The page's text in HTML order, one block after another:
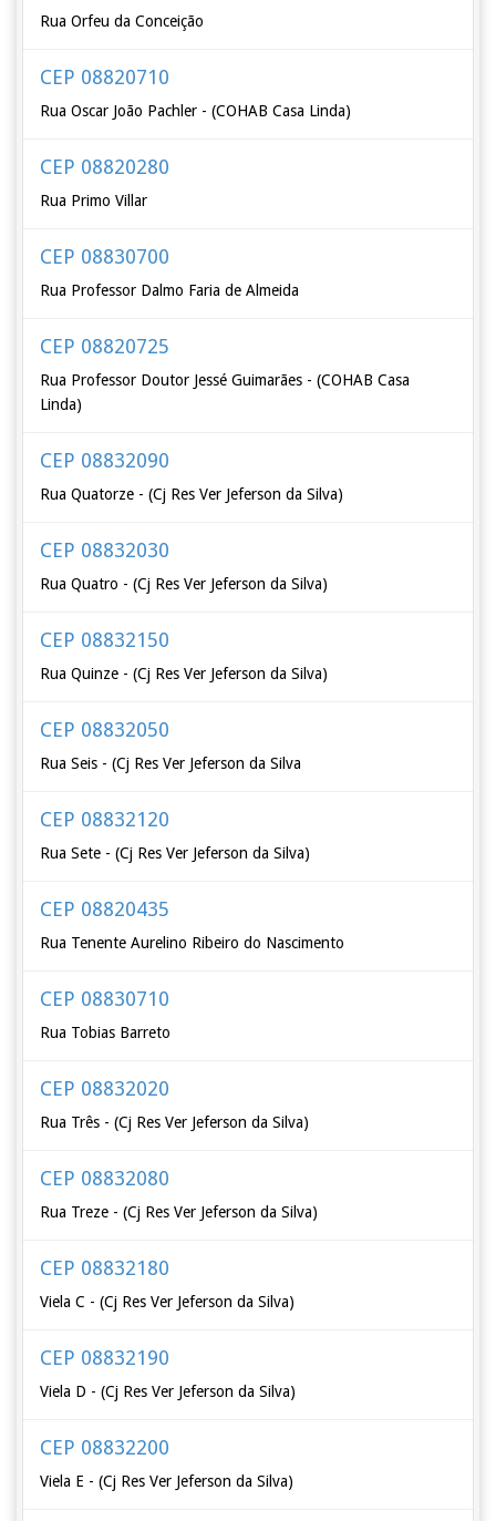
Rua Orfeu da Conceição
CEP 08820710
Rua Oscar João Pachler - (COHAB Casa Linda)
CEP 08820280
Rua Primo Villar
CEP 08830700
Rua Professor Dalmo Faria de Almeida
CEP 08820725
Rua Professor Doutor Jessé Guimarães - (COHAB Casa
Linda)
CEP 08832090
Rua Quatorze - (Cj Res Ver Jeferson da Silva)
CEP 08832030
Rua Quatro - (Cj Res Ver Jeferson da Silva)
CEP 08832150
Rua Quinze - (Cj Res Ver Jeferson da Silva)
CEP 08832050
Rua Seis - (Cj Res Ver Jeferson da Silva
CEP 08832120
Rua Sete - (Cj Res Ver Jeferson da Silva)
CEP 08820435
Rua Tenente Aurelino Ribeiro do Nascimento
CEP 08830710
Rua Tobias Barreto
CEP 08832020
Rua Três - (Cj Res Ver Jeferson da Silva)
CEP 08832080
Rua Treze - (Cj Res Ver Jeferson da Silva)
CEP 08832180
Viela C - (Cj Res Ver Jeferson da Silva)
CEP 08832190
Viela D - (Cj Res Ver Jeferson da Silva)
CEP 08832200
Viela E - (Cj Res Ver Jeferson da Silva)